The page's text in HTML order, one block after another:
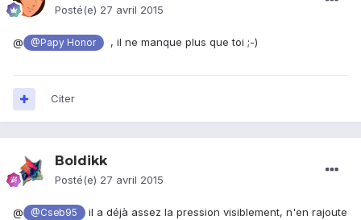
Posté(e) 27 avril 2015
@ @Papy Honor , il ne manque plus que toi ;-)
Citer
Boldikk
Posté(e) 27 avril 2015
@ @Cseb95
il a déjà assez la pression visiblement, n'en rajoute